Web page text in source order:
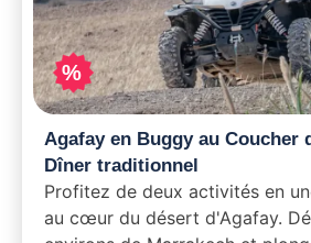
%
Agafay en Buggy au Coucher
Dîner traditionnel
Profitez de deux activités en
au cœur du désert d'Agafay.